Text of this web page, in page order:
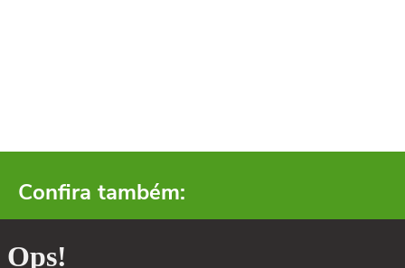
Confira também: